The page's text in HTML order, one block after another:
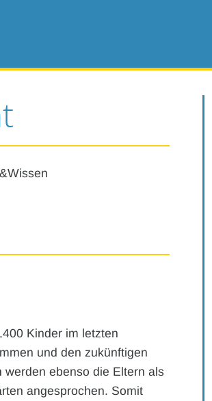
Kinder im letzten
und den zukünftigen
ebenso die Eltern als
angesprochen. Somit